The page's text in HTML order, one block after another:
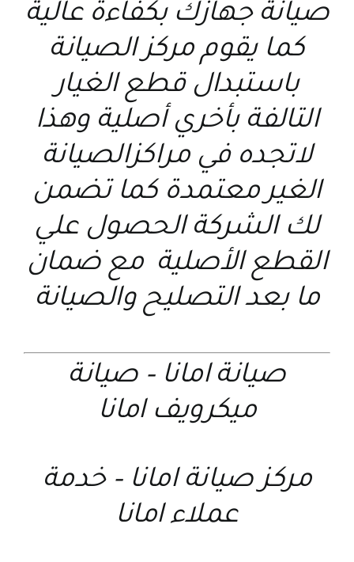
صيانة جهازك بكفاءة عالية
كما يقوم مركز الصيانة
باستبدال قطع الغيار
التالفة بأخري أصلية وهذا
لاتجده في مراكزالصيانة
الغير معتمدة كما تضمن
لك الشركة الحصول علي
القطع الأصلية مع ضمان
ما بعد التصليح والصيانة
صيانة امانا –صيانة
ميكرويف امانا
مركز صيانة امانا – خدمة
عملاء امانا